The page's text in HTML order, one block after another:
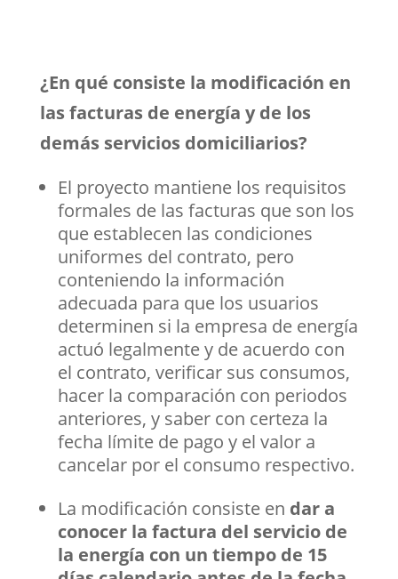
¿En qué consiste la modificación en
las facturas de energía y de los
demás servicios domiciliarios?
El proyecto mantiene los requisitos
formales de las facturas que son los
que establecen las condiciones
uniformes del contrato, pero
conteniendo la información
adecuada para que los usuarios
determinen si la empresa de energía
actuó legalmente y de acuerdo con
el contrato, verificar sus consumos,
hacer la comparación con periodos
anteriores, y saber con certeza la
fecha límite de pago y el valor a
cancelar por el consumo respectivo.
La modificación consiste en dar a
conocer la factura del servicio de
la energía con un tiempo de 15